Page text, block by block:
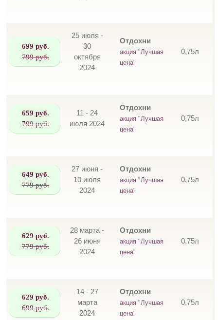
699 руб.
799 руб.
25 июля -
30
октября
2024
Отдохни
акция "Лучшая
цена"
0,75л
659 руб.
799 руб.
11 - 24
июля 2024
Отдохни
акция "Лучшая
цена"
0,75л
649 руб.
779 руб.
27 июня -
10 июля
2024
Отдохни
акция "Лучшая
цена"
0,75л
629 руб.
779 руб.
28 марта -
26 июня
2024
Отдохни
акция "Лучшая
цена"
0,75л
629 руб.
699 руб.
14 - 27
марта
2024
Отдохни
акция "Лучшая
цена"
0,75л